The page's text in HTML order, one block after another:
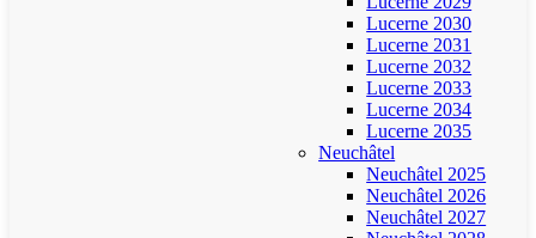
Lucerne 2030
Lucerne 2031
Lucerne 2032
Lucerne 2033
Lucerne 2034
Lucerne 2035
Neuchâtel
Neuchâtel 2025
Neuchâtel 2026
Neuchâtel 2027